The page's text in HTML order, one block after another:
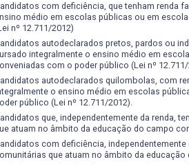
com deficiência, que tenham renda
médio em escolas públicas ou em
nº 12.711/2012)
autodeclarados pretos, pardos ou
integralmente o ensino médio em
com o poder público (Lei nº
autodeclarados quilombolas, com
o ensino médio em escolas
público (Lei nº 12.711/2012).
que, independentemente da renda,
atuam no âmbito da educação do campo
com deficiência,
que atuam no âmbito da